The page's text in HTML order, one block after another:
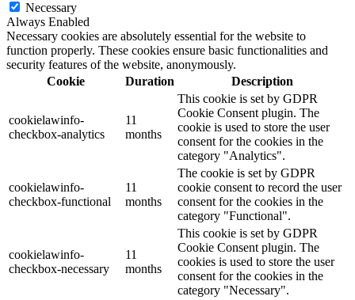
Necessary
Always Enabled
Necessary cookies are absolutely essential for the website to
function properly. These cookies ensure basic functionalities and
security features of the website, anonymously.
Cookie
Duration Description
cookielawinfo-
checkbox-analytics
11
months
This cookie is set by GDPR
Cookie Consent plugin. The
cookie is used to store the user
consent for the cookies in the
category "Analytics".
cookielawinfo-
checkbox-functional
11
months
The cookie is set by GDPR
cookie consent to record the user
consent for the cookies in the
category "Functional".
cookielawinfo-
checkbox-necessary
11
months
This cookie is set by GDPR
Cookie Consent plugin. The
cookies is used to store the user
consent for the cookies in the
category "Necessary".